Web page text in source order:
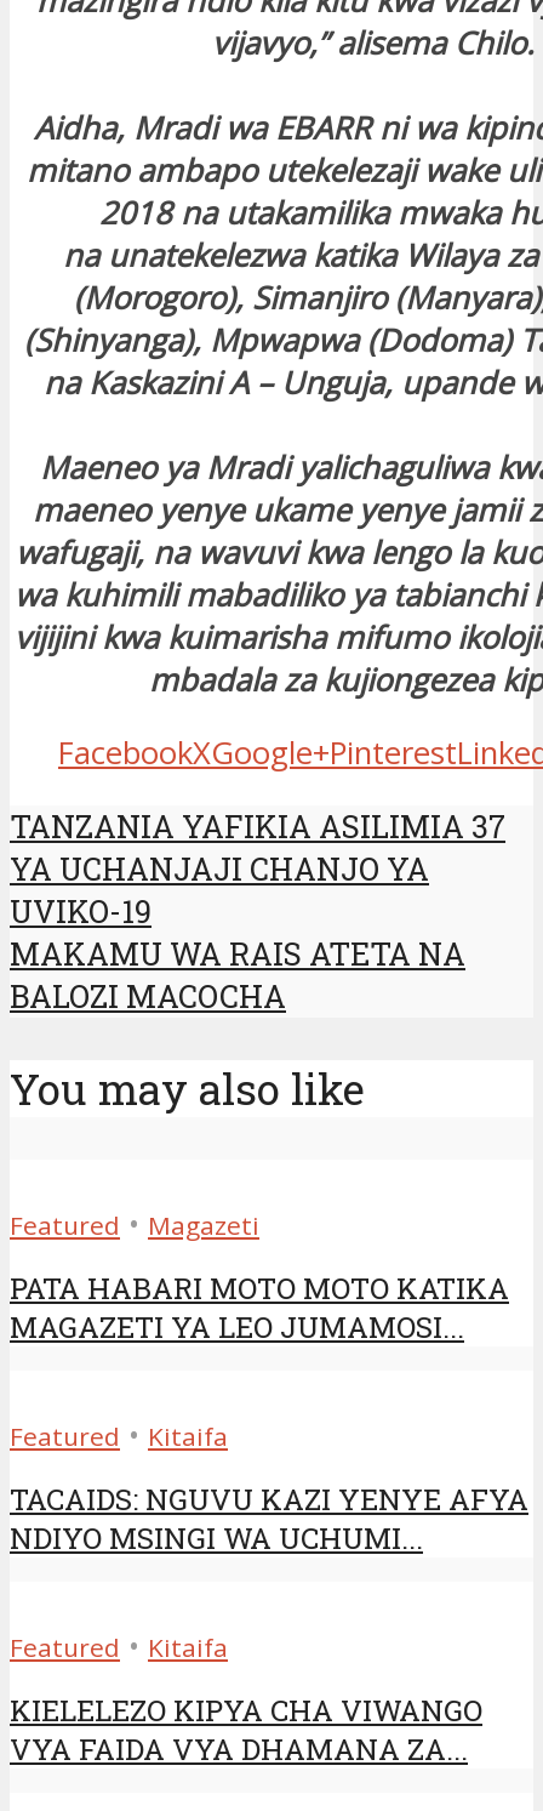
vijavyo,” alisema Chilo.
Aidha, Mradi wa EBARR ni wa
mitano ambapo utekelezaji wake
2018 na utakamilika mwaka
na unatekelezwa katika Wilaya
(Morogoro), Simanjiro
(Shinyanga), Mpwapwa (Dodoma)
na Kaskazini A – Unguja, upande
Maeneo ya Mradi yalichaguliwa
maeneo yenye ukame yenye jamii
wafugaji, na wavuvi kwa lengo la
wa kuhimili mabadiliko ya tabianchi
vijijini kwa kuimarisha mifumo
mbadala za kujiongezea
FacebookXGoogle+Pinterest
TANZANIA YAFIKIA ASILIMIA 37
YA UCHANJAJI CHANJO YA
UVIKO-19
MAKAMU WA RAIS ATETA NA
BALOZI MACOCHA
You may also like
Featured • Magazeti
PATA HABARI MOTO MOTO KATIKA
MAGAZETI YA LEO JUMAMOSI...
Featured • Kitaifa
TACAIDS: NGUVU KAZI YENYE AFYA
NDIYO MSINGI WA UCHUMI...
Featured • Kitaifa
KIELELEZO KIPYA CHA VIWANGO
VYA FAIDA VYA DHAMANA ZA...